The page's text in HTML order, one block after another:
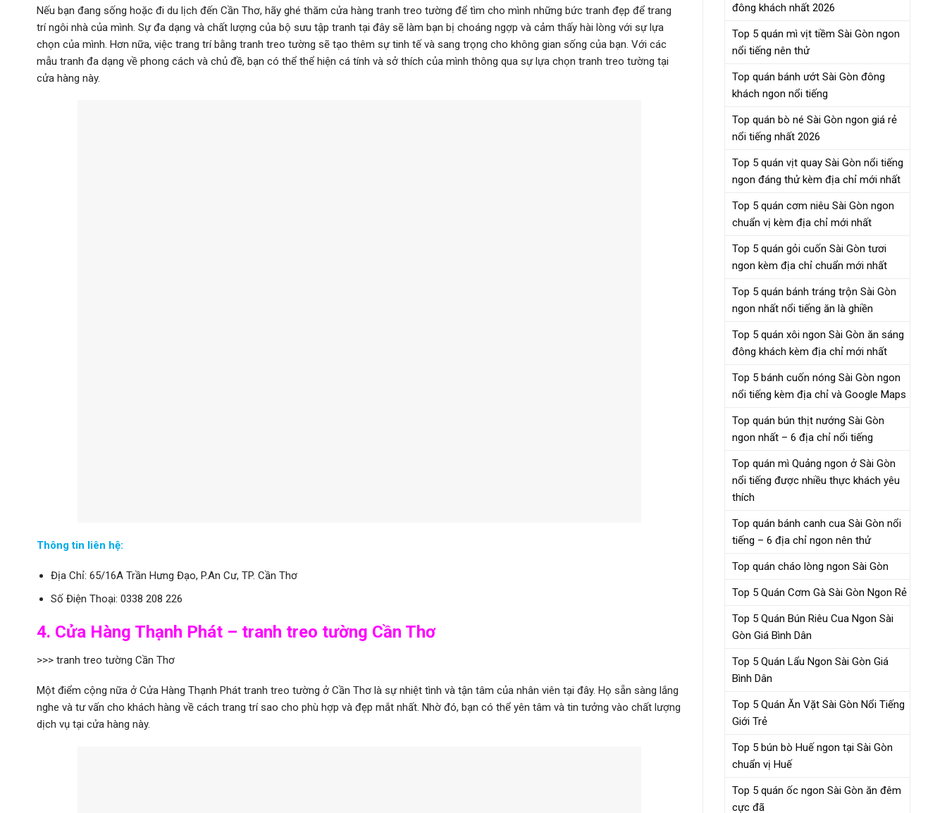
Nếu bạn đang sống hoặc đi du lịch đến Cần Thơ, hãy ghé thăm cửa hàng tranh treo tường để tìm cho mình những bức tranh đẹp để trang
trí ngôi nhà của mình. Sự đa dạng và chất lượng của bộ sưu tập tranh tại đây sẽ làm bạn bị choáng ngợp và cảm thấy hài lòng với sự lựa
chọn của mình. Hơn nữa, việc trang trí bằng tranh treo tường sẽ tạo thêm sự tinh tế và sang trọng cho không gian sống của bạn. Với các
mẫu tranh đa dạng về phong cách và chủ đề, bạn có thể thể hiện cá tính và sở thích của mình thông qua sự lựa chọn tranh treo tường tại
cửa hàng này.
Thông tin liên hệ:
Địa Chỉ: 65/16A Trần Hưng Đạo, P.An Cư, TP. Cần Thơ
Số Điện Thoại: 0338 208 226
4. Cửa Hàng Thạnh Phát – tranh treo tường Cần Thơ
>>> tranh treo tường Cần Thơ
Một điểm cộng nữa ở Cửa Hàng Thạnh Phát tranh treo tường ở Cần Thơ là sự nhiệt tình và tận tâm của nhân viên tại đây. Họ sẵn sàng lắng
nghe và tư vấn cho khách hàng về cách trang trí sao cho phù hợp và đẹp mắt nhất. Nhờ đó, bạn có thể yên tâm và tin tưởng vào chất lượng
dịch vụ tại cửa hàng này.
đông khách nhất 2026
Top 5 quán mì vịt tiềm Sài Gòn ngon
nổi tiếng nên thử
Top quán bánh ướt Sài Gòn đông
khách ngon nổi tiếng
Top quán bò né Sài Gòn ngon giá rẻ
nổi tiếng nhất 2026
Top 5 quán vịt quay Sài Gòn nổi tiếng
ngon đáng thử kèm địa chỉ mới nhất
Top 5 quán cơm niêu Sài Gòn ngon
chuẩn vị kèm địa chỉ mới nhất
Top 5 quán gỏi cuốn Sài Gòn tươi
ngon kèm địa chỉ chuẩn mới nhất
Top 5 quán bánh tráng trộn Sài Gòn
ngon nhất nổi tiếng ăn là ghiền
Top 5 quán xôi ngon Sài Gòn ăn sáng
đông khách kèm địa chỉ mới nhất
Top 5 bánh cuốn nóng Sài Gòn ngon
nổi tiếng kèm địa chỉ và Google Maps
Top quán bún thịt nướng Sài Gòn
ngon nhất – 6 địa chỉ nổi tiếng
Top quán mì Quảng ngon ở Sài Gòn
nổi tiếng được nhiều thực khách yêu
thích
Top quán bánh canh cua Sài Gòn nổi
tiếng – 6 địa chỉ ngon nên thử
Top quán cháo lòng ngon Sài Gòn
Top 5 Quán Cơm Gà Sài Gòn Ngon Rẻ
Top 5 Quán Bún Riêu Cua Ngon Sài
Gòn Giá Bình Dân
Top 5 Quán Lẩu Ngon Sài Gòn Giá
Bình Dân
Top 5 Quán Ăn Vặt Sài Gòn Nổi Tiếng
Giới Trẻ
Top 5 bún bò Huế ngon tại Sài Gòn
chuẩn vị Huế
Top 5 quán ốc ngon Sài Gòn ăn đêm
cực đã